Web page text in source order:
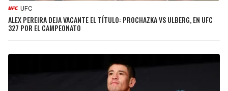
UFC
ALEX PEREIRA DEJA VACANTE EL TÍTULO: PROCHAZKA VS ULBERG, EN UFC
327 POR EL CAMPEONATO